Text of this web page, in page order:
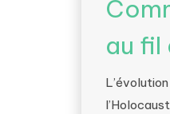
au fil